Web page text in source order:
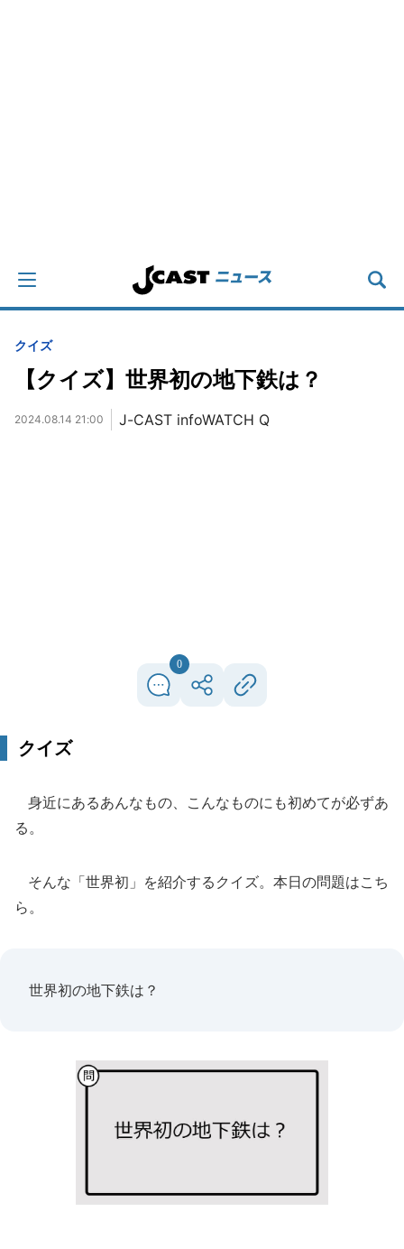
クイズ
【クイズ】世界初の地下鉄は？
2024.08.14 21:00 J-CAST infoWATCH Q
0
クイズ
身近にあるあんなもの、こんなものにも初めてが必ずあ
る。
そんな「世界初」を紹介するクイズ。本日の問題はこち
ら。
世界初の地下鉄は？